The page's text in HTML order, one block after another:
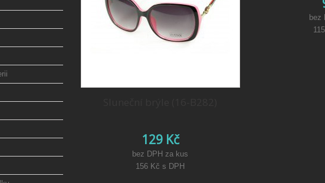
129 Kč
bez DPH za kus
156 Kč s DPH
bez